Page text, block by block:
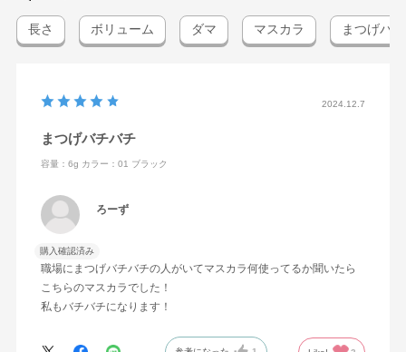
長さ ボリューム ダマ マスカラ まつげバ
2024.12.7
まつげバチバチ
容量：6g カラー：01 ブラック
ろーず
購入確認済み
職場にまつげバチバチの人がいてマスカラ何使ってるか聞いたら
こちらのマスカラでした！
私もバチバチになります！